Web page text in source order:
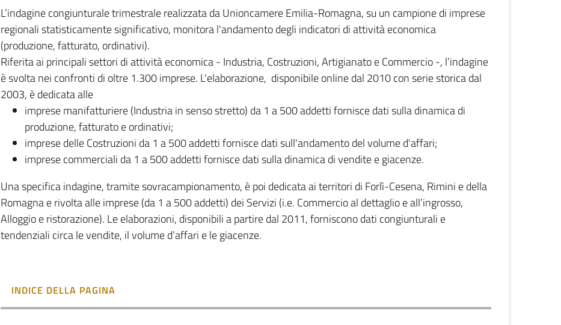
L’indagine congiunturale trimestrale realizzata da Unioncamere Emilia-Romagna, su un campione di imprese
regionali statisticamente significativo, monitora l'andamento degli indicatori di attività economica
(produzione, fatturato, ordinativi).
Riferita ai principali settori di attività economica - Industria, Costruzioni, Artigianato e Commercio -, l’indagine
è svolta nei confronti di oltre 1.300 imprese. L'elaborazione, disponibile online dal 2010 con serie storica dal
2003, è dedicata alle
imprese manifatturiere (Industria in senso stretto) da 1 a 500 addetti fornisce dati sulla dinamica di
produzione, fatturato e ordinativi;
imprese delle Costruzioni da 1 a 500 addetti fornisce dati sull'andamento del volume d'affari;
imprese commerciali da 1 a 500 addetti fornisce dati sulla dinamica di vendite e giacenze.
Una specifica indagine, tramite sovracampionamento, è poi dedicata ai territori di Forlì-Cesena, Rimini e della
Romagna e rivolta alle imprese (da 1 a 500 addetti) dei Servizi (i.e. Commercio al dettaglio e all’ingrosso,
Alloggio e ristorazione). Le elaborazioni, disponibili a partire dal 2011, forniscono dati congiunturali e
tendenziali circa le vendite, il volume d’affari e le giacenze.
INDICE DELLA PAGINA